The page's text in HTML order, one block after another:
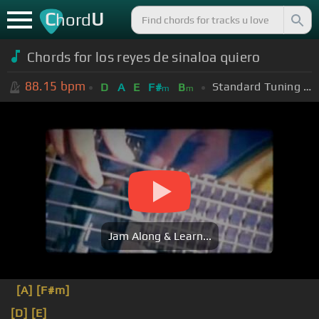
ChordU
Chords for los reyes de sinaloa quiero
88.15 bpm D A E F#m Bm Standard Tuning (EADGBE)
Jam Along & Learn...
[A] [F#m]
[D] [E]